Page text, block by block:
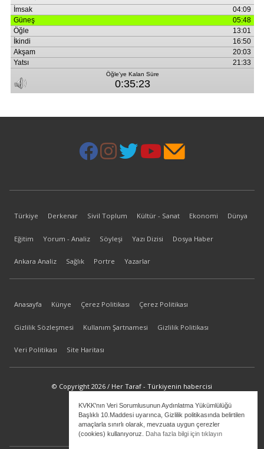
KVKK'nın Veri Sorumlusunun Aydınlatma Yükümlülüğü
Başlıklı 10.Maddesi uyarınca, Gizlilik politikasında belirtilen
amaçlarla sınırlı olarak, mevzuata uygun çerezler
(cookies) kullanıyoruz. Daha fazla bilgi için tıklayın
Türkiye Derkenar Sivil Toplum Kültür - Sanat Ekonomi Dünya
Eğitim Yorum - Analiz Söyleşi Yazı Dizisi Dosya Haber
Ankara Analiz Sağlık Portre Yazarlar
Anasayfa Künye Çerez Politikası Çerez Politikası
Gizlilik Sözleşmesi Kullanım Şartnamesi Gizlilik Politikası
Veri Politikası Site Haritası
© Copyright 2026 / Her Taraf - Türkiyenin habercisi
bilgi@hertaraf.com